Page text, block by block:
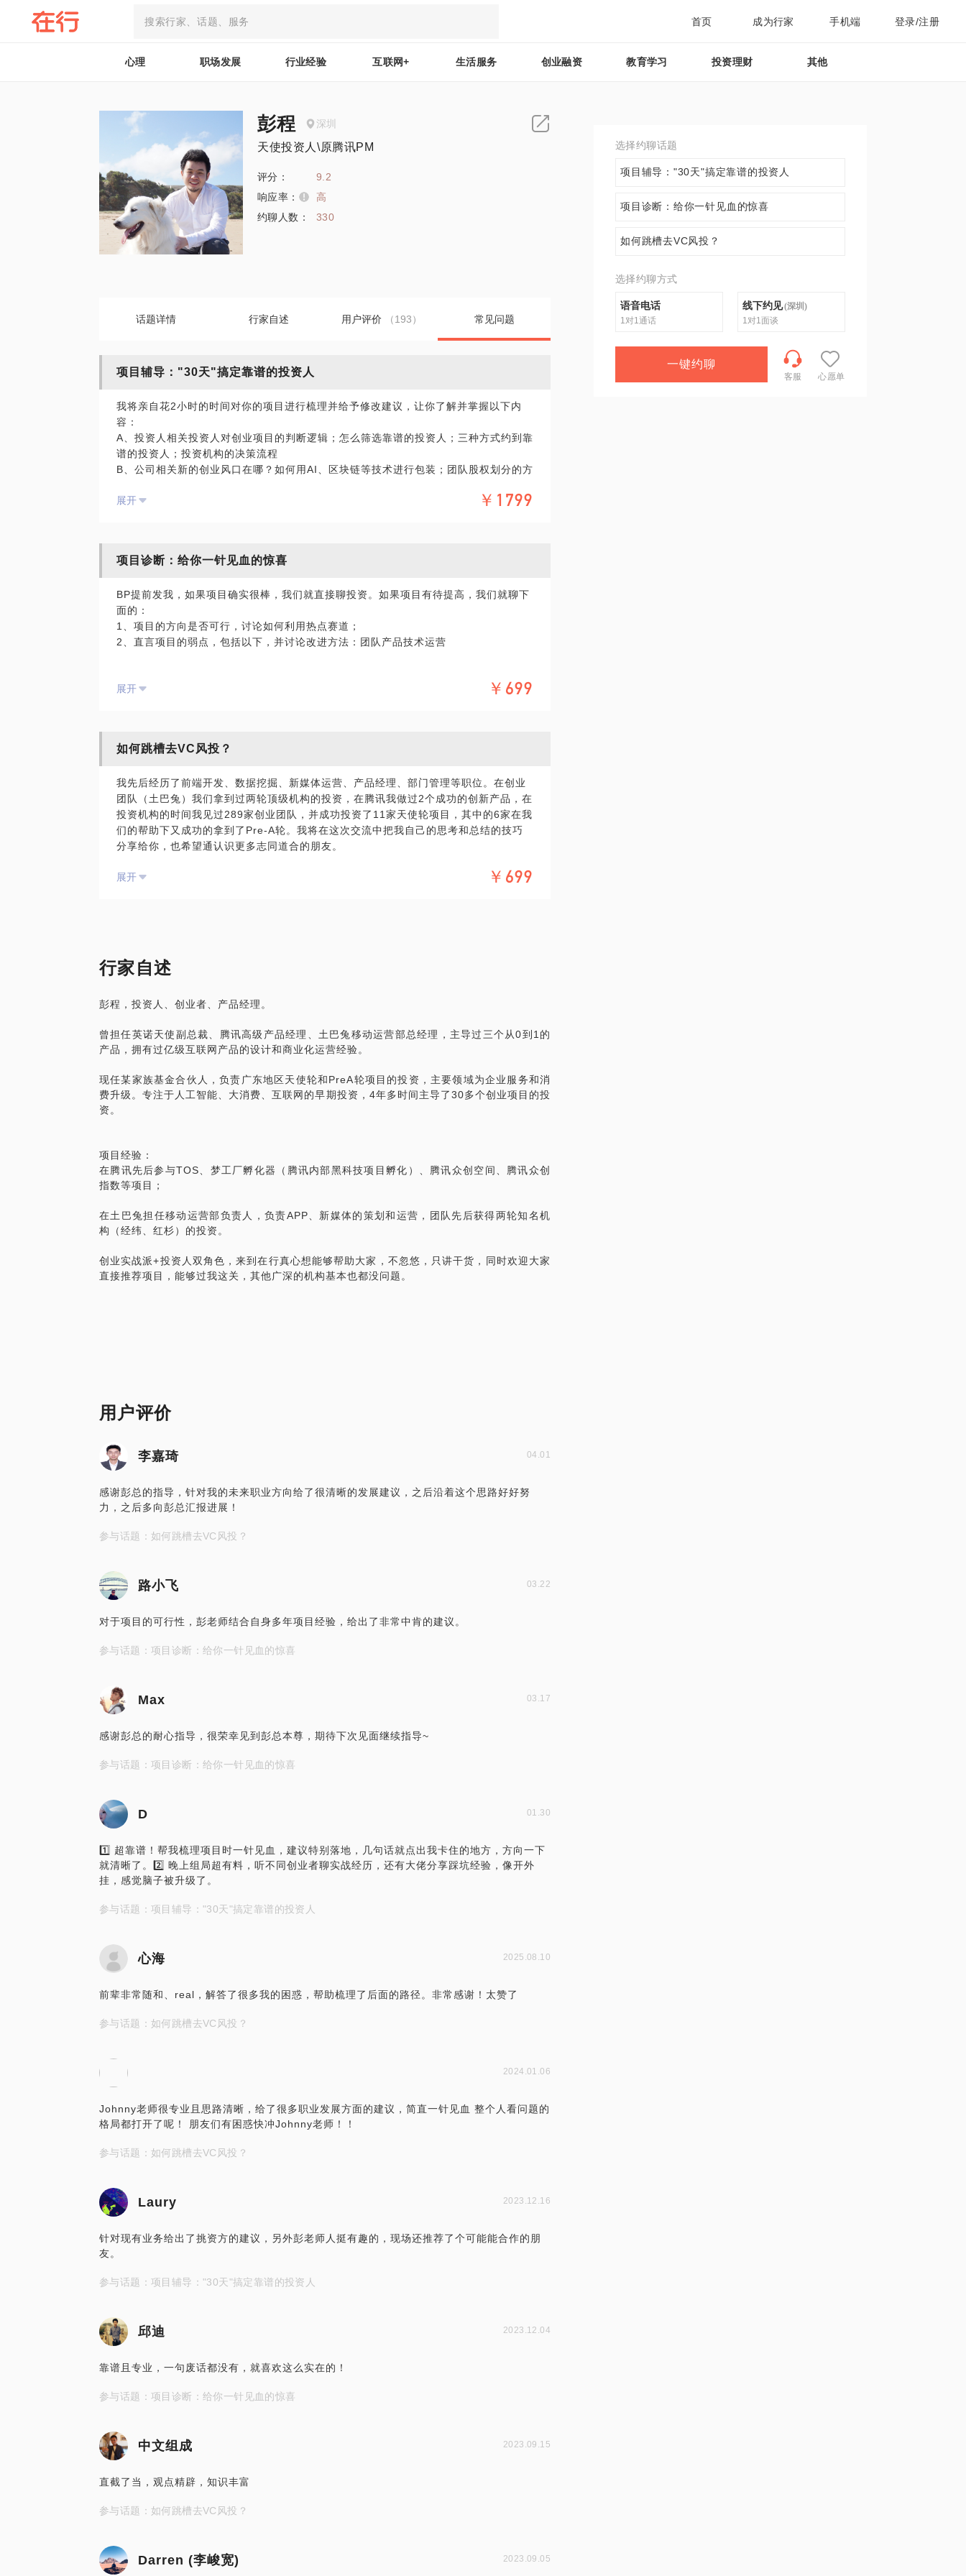
首页 成为行家 手机端 登录/注册
心理 职场发展 行业经验 互联网+ 生活服务 创业融资 教育学习 投资理财 其他
彭程 深圳
天使投资人\原腾讯PM
评分：
9.2
响应率：
高
约聊人数：
330
话题详情 行家自述 用户评价 （193） 常见问题
项目辅导："30天"搞定靠谱的投资人
我将亲自花2小时的时间对你的项目进行梳理并给予修改建议，让你了解并掌握以下内
容：
A、投资人相关投资人对创业项目的判断逻辑；怎么筛选靠谱的投资人；三种方式约到靠
谱的投资人；投资机构的决策流程
B、公司相关新的创业风口在哪？如何用AI、区块链等技术进行包装；团队股权划分的方
C、BP相关BP写作技巧和优秀案例分享；运营数据的展现方法；团队的包装技巧；如何
期，但希望一上来就找我们要投资的，请不要选这个。
在创业团队我们拿到过顶级机构的投资，在腾讯我们做过2个成功的创新产品。最后到现
在的投资人，深知两者的心理。在投资机构的一年内我见过289家创业团队，并成功投
资了11家天使轮项目，其中的6家在我们的帮助下又成功的拿到了Pre-A轮。
展开 ￥1799
项目诊断：给你一针见血的惊喜
BP提前发我，如果项目确实很棒，我们就直接聊投资。如果项目有待提高，我们就聊下
面的：
1、项目的方向是否可行，讨论如何利用热点赛道；
2、直言项目的弱点，包括以下，并讨论改进方法：团队产品技术运营
在的投资人，深知两者的心理。我平均每周筛选35个以上BP，在投资机构的一年内我见
展开 ￥699
如何跳槽去VC风投？
我先后经历了前端开发、数据挖掘、新媒体运营、产品经理、部门管理等职位。在创业
团队（土巴兔）我们拿到过两轮顶级机构的投资，在腾讯我做过2个成功的创新产品，在
投资机构的时间我见过289家创业团队，并成功投资了11家天使轮项目，其中的6家在我
们的帮助下又成功的拿到了Pre-A轮。我将在这次交流中把我自己的思考和总结的技巧
分享给你，也希望通认识更多志同道合的朋友。
1、个人思考，在人工智能的新时代，个体如何胜出？国内VC行业的运行逻辑，发展现
4、推荐一些曲线救国的方法个人已经成功推荐过了3个朋友去到创投圈上班，两个金融
专业，一个计算机专业。
请准备好个人简历！
展开 ￥699
行家自述
彭程，投资人、创业者、产品经理。
曾担任英诺天使副总裁、腾讯高级产品经理、土巴兔移动运营部总经理，主导过三个从0到1的
产品，拥有过亿级互联网产品的设计和商业化运营经验。
现任某家族基金合伙人，负责广东地区天使轮和PreA轮项目的投资，主要领域为企业服务和消
费升级。专注于人工智能、大消费、互联网的早期投资，4年多时间主导了30多个创业项目的投
资。
项目经验：
在腾讯先后参与TOS、梦工厂孵化器（腾讯内部黑科技项目孵化）、腾讯众创空间、腾讯众创
指数等项目；
在土巴兔担任移动运营部负责人，负责APP、新媒体的策划和运营，团队先后获得两轮知名机
构（经纬、红杉）的投资。
创业实战派+投资人双角色，来到在行真心想能够帮助大家，不忽悠，只讲干货，同时欢迎大家
直接推荐项目，能够过我这关，其他广深的机构基本也都没问题。
用户评价
李嘉琦 04.01
感谢彭总的指导，针对我的未来职业方向给了很清晰的发展建议，之后沿着这个思路好好努
力，之后多向彭总汇报进展！
参与话题：如何跳槽去VC风投？
路小飞 03.22
对于项目的可行性，彭老师结合自身多年项目经验，给出了非常中肯的建议。
参与话题：项目诊断：给你一针见血的惊喜
Max 03.17
感谢彭总的耐心指导，很荣幸见到彭总本尊，期待下次见面继续指导~
参与话题：项目诊断：给你一针见血的惊喜
D 01.30
1️⃣ 超靠谱！帮我梳理项目时一针见血，建议特别落地，几句话就点出我卡住的地方，方向一下
就清晰了。2️⃣ 晚上组局超有料，听不同创业者聊实战经历，还有大佬分享踩坑经验，像开外
挂，感觉脑子被升级了。
参与话题：项目辅导："30天"搞定靠谱的投资人
心海 2025.08.10
前辈非常随和、real，解答了很多我的困惑，帮助梳理了后面的路径。非常感谢！太赞了
参与话题：如何跳槽去VC风投？
2024.01.06
Johnny老师很专业且思路清晰，给了很多职业发展方面的建议，简直一针见血 整个人看问题的
格局都打开了呢！ 朋友们有困惑快冲Johnny老师！！
参与话题：如何跳槽去VC风投？
Laury 2023.12.16
针对现有业务给出了挑资方的建议，另外彭老师人挺有趣的，现场还推荐了个可能能合作的朋
友。
参与话题：项目辅导："30天"搞定靠谱的投资人
邱迪 2023.12.04
靠谱且专业，一句废话都没有，就喜欢这么实在的！
参与话题：项目诊断：给你一针见血的惊喜
中文组成 2023.09.15
直截了当，观点精辟，知识丰富
参与话题：如何跳槽去VC风投？
Darren (李峻宽) 2023.09.05
选择约聊话题
项目辅导："30天"搞定靠谱的投资人
项目诊断：给你一针见血的惊喜
如何跳槽去VC风投？
选择约聊方式
语音电话
1对1通话
线下约见(深圳 )
1对1面谈
一键约聊
客服 心愿单